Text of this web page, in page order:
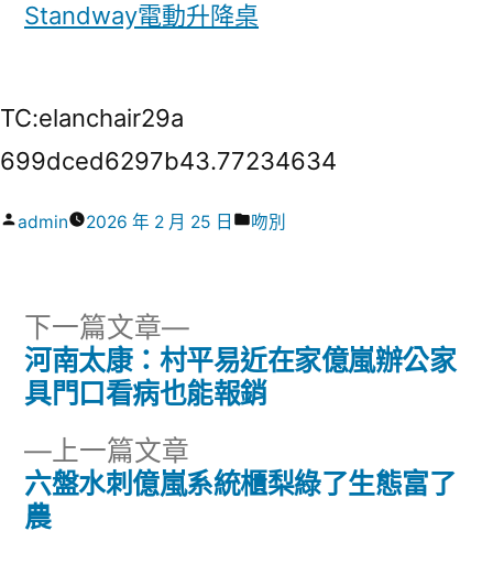
Standway電動升降桌
TC:elanchair29a
699dced6297b43.77234634
作
admin 2026 年 2 月 25 日
分
吻別
文
導
覽
上一篇文章
一
六盤水刺億嵐系統櫃梨綠了生態富了
農
下一篇文章
下
一
篇
河南太康：村平易近在家億嵐辦公家
具門口看病也能報銷